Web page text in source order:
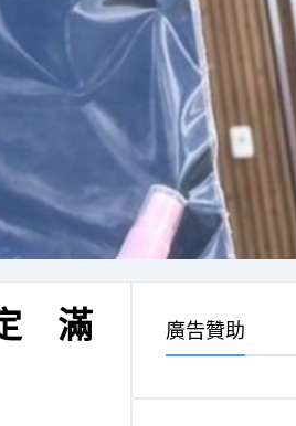
滿
廣告贊助